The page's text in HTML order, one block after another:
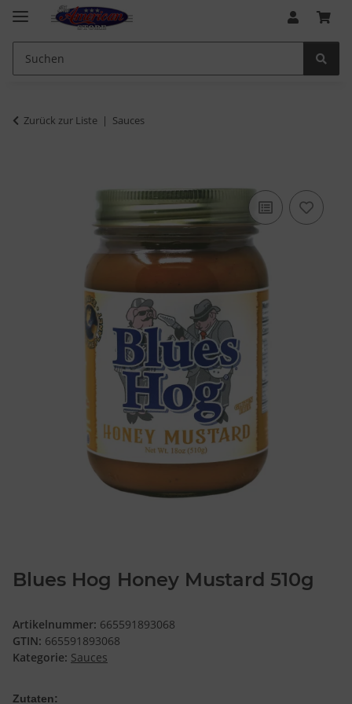
Zurück zur Liste Sauces
Blues Hog Honey Mustard 510g
Artikelnummer: 665591893068
GTIN: 665591893068
Kategorie: Sauces
Zutaten: